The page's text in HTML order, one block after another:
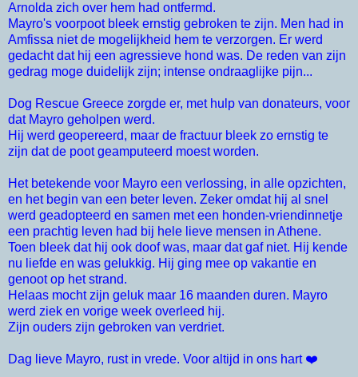
Arnolda zich over hem had ontfermd.
Mayro's voorpoot bleek ernstig gebroken te zijn. Men had in
Amfissa niet de mogelijkheid hem te verzorgen. Er werd
gedacht dat hij een agressieve hond was. De reden van zijn
gedrag moge duidelijk zijn; intense ondraaglijke pijn...
Dog Rescue Greece zorgde er, met hulp van donateurs, voor
dat Mayro geholpen werd.
Hij werd geopereerd, maar de fractuur bleek zo ernstig te
zijn dat de poot geamputeerd moest worden.
Het betekende voor Mayro een verlossing, in alle opzichten,
en het begin van een beter leven. Zeker omdat hij al snel
werd geadopteerd en samen met een honden-vriendinnetje
een prachtig leven had bij hele lieve mensen in Athene.
Toen bleek dat hij ook doof was, maar dat gaf niet. Hij kende
nu liefde en was gelukkig. Hij ging mee op vakantie en
genoot op het strand.
Helaas mocht zijn geluk maar 16 maanden duren. Mayro
werd ziek en vorige week overleed hij.
Zijn ouders zijn gebroken van verdriet.
Dag lieve Mayro, rust in vrede. Voor altijd in ons hart ❤️